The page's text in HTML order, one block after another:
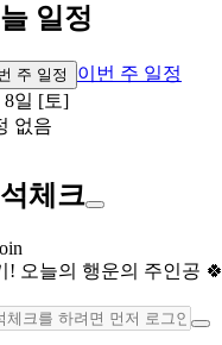
일정
주 일정
이번 주 일정
8일 [토]
없음
체크
! 오늘의 행운의 주인공 🍀